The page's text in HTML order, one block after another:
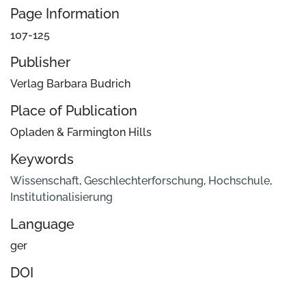
Page Information
107-125
Publisher
Verlag Barbara Budrich
Place of Publication
Opladen & Farmington Hills
Keywords
Wissenschaft, Geschlechterforschung, Hochschule,
Institutionalisierung
Language
ger
DOI